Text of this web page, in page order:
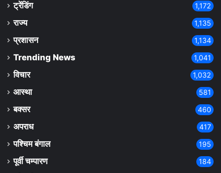
ट्रेंडिंग 1,172
राज्य 1,135
प्रशासन 1,134
Trending News 1,041
विचार 1,032
आस्था 581
बक्सर 460
अपराध 417
पश्चिम बंगाल 195
पूर्वी चम्पारण 184